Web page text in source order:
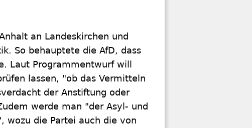
an Landeskirchen und
So behauptete die AfD, dass
Laut Programmentwurf will
lassen, "ob das Vermitteln
der Anstiftung oder
werde man "der Asyl- und
wozu die Partei auch die von